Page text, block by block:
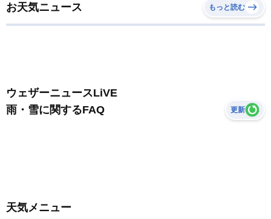
お天気ニュース もっと読む
ウェザーニュースLiVE
雨・雪に関するFAQ
更新
天気メニュー